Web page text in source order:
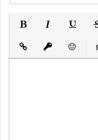
Вставить